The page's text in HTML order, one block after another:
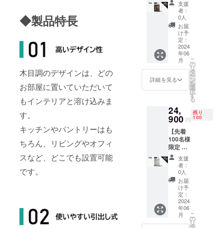
◆製品特長
木目調のデザインは、どの
お部屋に置いていただいて
もインテリアと溶け込みま
す。
キッチンやパントリーはも
ちろん、リビングやオフィ
スなど、どこでも設置可能
です。
ウッ
ド）1台
50%OF
F】 先
行割引
価格：
24,900
円（税
込） 一
般販売
予定価
格：
49,800
円（税
国配送
料無料
送付物
＊冷凍
庫
84L（ダ
ーク
ウッ
ド）1台
支援
者：
0人
お届
け予
定：
2024
年06
月
詳細を見る
こ
の
リ
タ
ー
ン
を
選
択
す
る
24,
900 円
残り
100
【先着
100名様
限定 早
割
50%OF
F】 先
行割引
価格：
24,900
円（税
込） 一
般販売
予定価
支援
者：
0人
お届
け予
定：
2024
年06
月
こ
の
リ
タ